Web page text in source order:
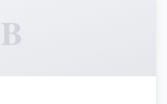
B